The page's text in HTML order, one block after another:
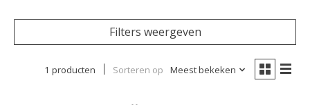
Filters weergeven
1 producten Sorteren op Meest bekeken